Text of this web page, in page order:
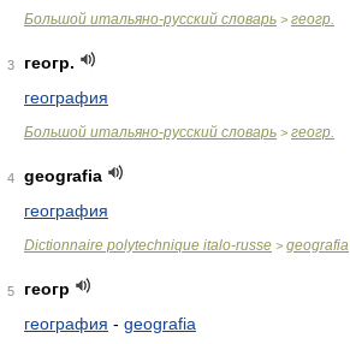
Большой итальяно-русский словарь > геогр.
3
геогр.
география
Большой итальяно-русский словарь > геогр.
4
geografia
география
Dictionnaire polytechnique italo-russe > geografia
5
геогр
география - geografia